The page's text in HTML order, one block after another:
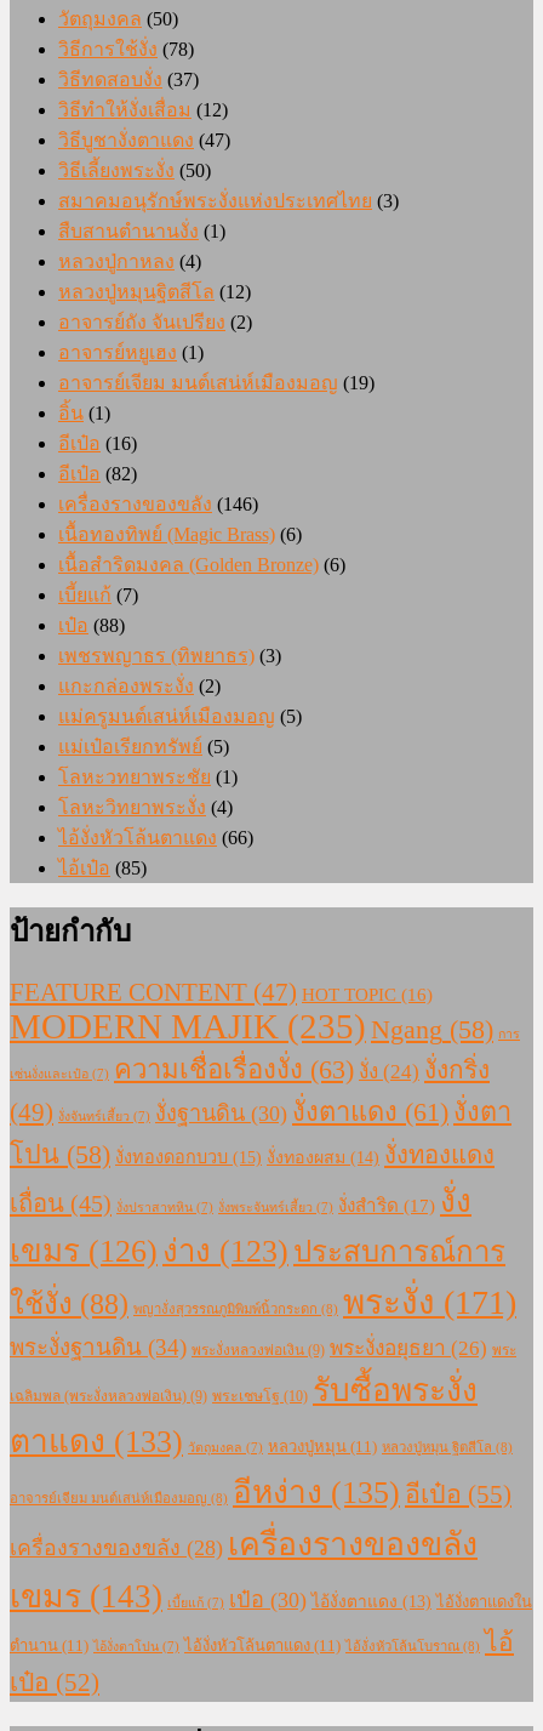
วัตถุมงคล (50)
วิธีการใช้งั่ง (78)
วิธีทดสอบงั่ง (37)
วิธีทำให้งั่งเสื่อม (12)
วิธีบูชางั่งตาแดง (47)
วิธีเลี้ยงพระงั่ง (50)
สมาคมอนุรักษ์พระงั่งแห่งประเทศไทย (3)
สืบสานตำนานงั่ง (1)
หลวงปู่กาหลง (4)
หลวงปู่หมุนฐิตสีโล (12)
อาจารย์ถัง จันเปรียง (2)
อาจารย์หยูเฮง (1)
อาจารย์เจียม มนต์เสน่ห์เมืองมอญ (19)
อิ้น (1)
อีเป๋อ (16)
อีเป๋อ (82)
เครื่องรางของขลัง (146)
เนื้อทองทิพย์ (Magic Brass) (6)
เนื้อสำริดมงคล (Golden Bronze) (6)
เบี้ยแก้ (7)
เป๋อ (88)
เพชรพญาธร (ทิพยาธร) (3)
แกะกล่องพระงั่ง (2)
แม่ครูมนต์เสน่ห์เมืองมอญ (5)
แม่เป๋อเรียกทรัพย์ (5)
โลหะวทยาพระชัย (1)
โลหะวิทยาพระงั่ง (4)
ไอ้งั่งหัวโล้นตาแดง (66)
ไอ้เป๋อ (85)
ป้ายกำกับ
FEATURE CONTENT (47) HOT TOPIC (16)
MODERN MAJIK (235) Ngang (58) การ
เซ่นงั่งและเป๋อ (7) ความเชื่อเรื่องงั่ง (63) งั่ง (24) งั่งกริ่ง
(49) งั่งจันทร์เสี้ยว (7) งั่งฐานดิน (30) งั่งตาแดง (61) งั่งตา
โปน (58) งั่งทองดอกบวบ (15) งั่งทองผสม (14) งั่งทองแดง
เถื่อน (45) งั่งปราสาทหิน (7) งั่งพระจันทร์เสี้ยว (7) งั่งสำริด (17) งั่ง
เขมร (126) ง่าง (123) ประสบการณ์การ
ใช้งั่ง (88) พญางั่งสุวรรณภูมิพิมพ์นิ้วกระดก (8) พระงั่ง (171)
พระงั่งฐานดิน (34) พระงั่งหลวงพ่อเงิน (9) พระงั่งอยุธยา (26) พระ
เฉลิมพล (พระงั่งหลวงพ่อเงิน) (9) พระเชษโฐ (10) รับซื้อพระงั่ง
ตาแดง (133) วัตถุมงคล (7) หลวงปู่หมุน (11) หลวงปู่หมุน ฐิตสีโล (8)
อาจารย์เจียม มนต์เสน่ห์เมืองมอญ (8) อีหง่าง (135) อีเป๋อ (55)
เครื่องรางของขลัง (28) เครื่องรางของขลัง
เขมร (143) เบี้ยแก้ (7) เป๋อ (30) ไอ้งั่งตาแดง (13) ไอ้งั่งตาแดงใน
ตำนาน (11) ไอ้งั่งตาโปน (7) ไอ้งั่งหัวโล้นตาแดง (11) ไอ้งั่งหัวโล้นโบราณ (8) ไอ้
เป๋อ (52)